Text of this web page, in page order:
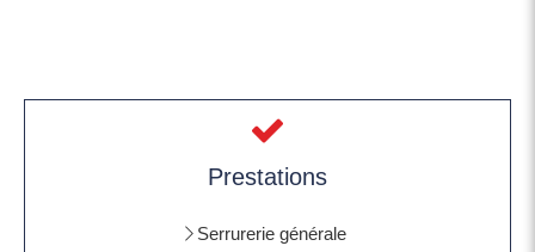
Prestations
Serrurerie générale